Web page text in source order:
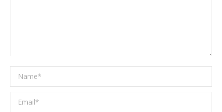
Name *
Email *